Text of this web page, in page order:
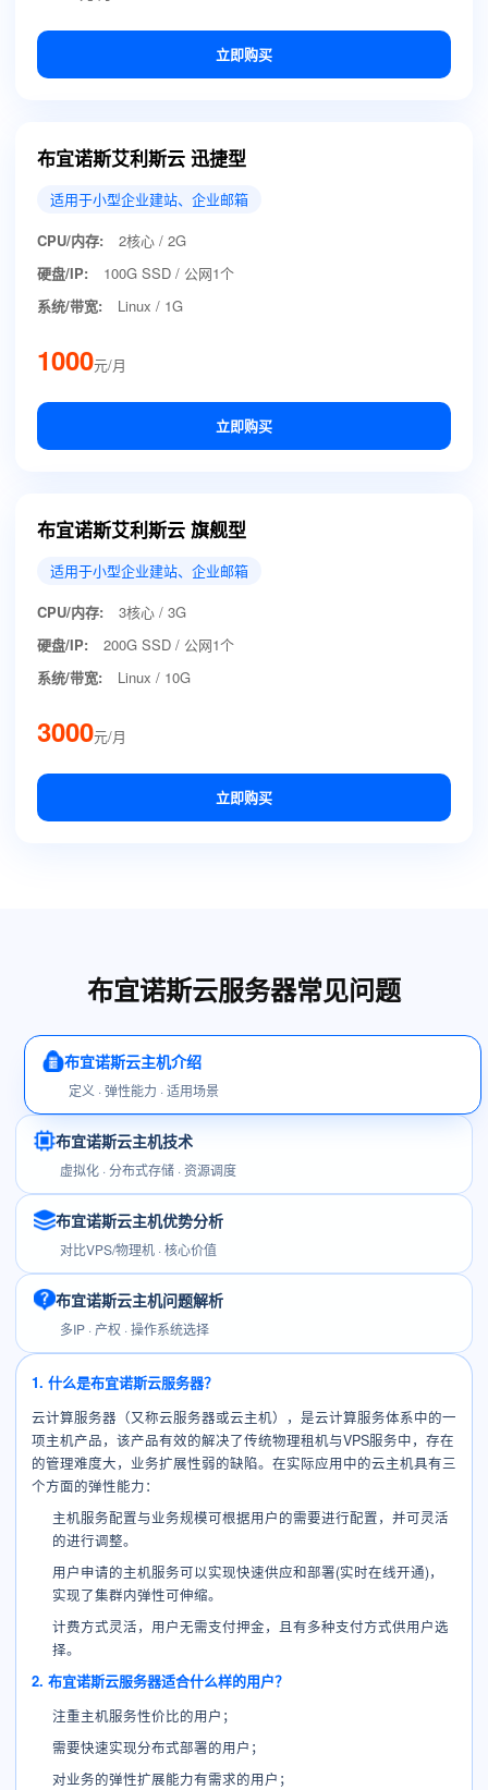
立即购买
布宜诺斯艾利斯云 迅捷型
适用于小型企业建站、企业邮箱
CPU/内存:
2核心 / 2G
硬盘/IP:
100G SSD / 公网1个
系统/带宽:
Linux / 1G
1000元/月
立即购买
布宜诺斯艾利斯云 旗舰型
适用于小型企业建站、企业邮箱
CPU/内存:
3核心 / 3G
硬盘/IP:
200G SSD / 公网1个
系统/带宽:
Linux / 10G
3000元/月
立即购买
布宜诺斯云服务器常见问题
布宜诺斯云主机介绍
定义 · 弹性能力 · 适用场景
布宜诺斯云主机技术
虚拟化 · 分布式存储 · 资源调度
布宜诺斯云主机优势分析
对比VPS/物理机 · 核心价值
布宜诺斯云主机问题解析
多IP · 产权 · 操作系统选择
1. 什么是布宜诺斯云服务器？
云计算服务器（又称云服务器或云主机），是云计算服务体系中的一
项主机产品，该产品有效的解决了传统物理租机与VPS服务中，存在
的管理难度大，业务扩展性弱的缺陷。在实际应用中的云主机具有三
个方面的弹性能力：
主机服务配置与业务规模可根据用户的需要进行配置，并可灵活
的进行调整。
用户申请的主机服务可以实现快速供应和部署(实时在线开通)，
实现了集群内弹性可伸缩。
计费方式灵活，用户无需支付押金，且有多种支付方式供用户选
择。
2. 布宜诺斯云服务器适合什么样的用户？
注重主机服务性价比的用户；
需要快速实现分布式部署的用户；
对业务的弹性扩展能力有需求的用户；